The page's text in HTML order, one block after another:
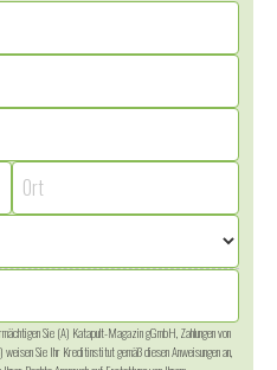
Sie (A) Katapult-Magazin gGmbH, Zahlungen von
Sie Ihr Kreditinstitut gemäß diesen Anweisungen an,